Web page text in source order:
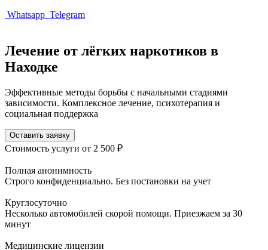
Whatsapp Telegram
Лечение от лёгких наркотиков в
Находке
Эффективные методы борьбы с начальными стадиями
зависимости. Комплексное лечение, психотерапия и
социальная поддержка
Оставить заявку
Стоимость услуги от 2 500 ₽
Полная анонимность
Строго конфиденциально. Без постановки на учет
Круглосуточно
Несколько автомобилей скорой помощи. Приезжаем за 30
минут
Медицинские лицензии